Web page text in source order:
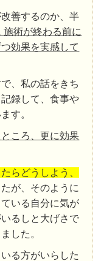
改善するのか、半
術が終わる前に
効果を実感して
、私の話をきち
録して、食事や
す。
ころ、更に効果
らどうしよう、
が、そのように
いる自分に気が
るしと大げさで
した。
る方がいらした